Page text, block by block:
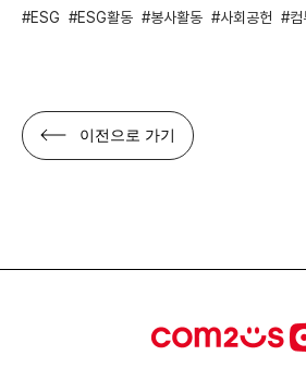
ESG ESG활동 봉사활동 사회공헌 컴
이전으로 가기